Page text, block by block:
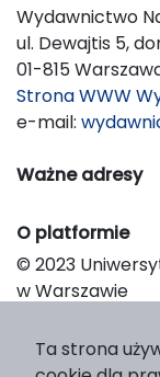
Wydawnictwo
ul. Dewajtis 5,
01-815
Strona WWW
e-mail:
Ważne adresy
O platformie
© 2023
w Warszawie
Platform &
Ta strona